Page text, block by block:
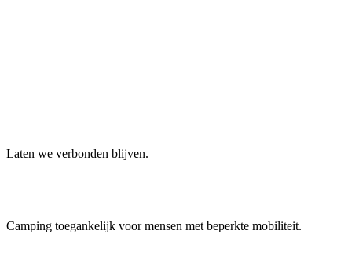
Laten we verbonden blijven.
Camping toegankelijk voor mensen met beperkte mobiliteit.